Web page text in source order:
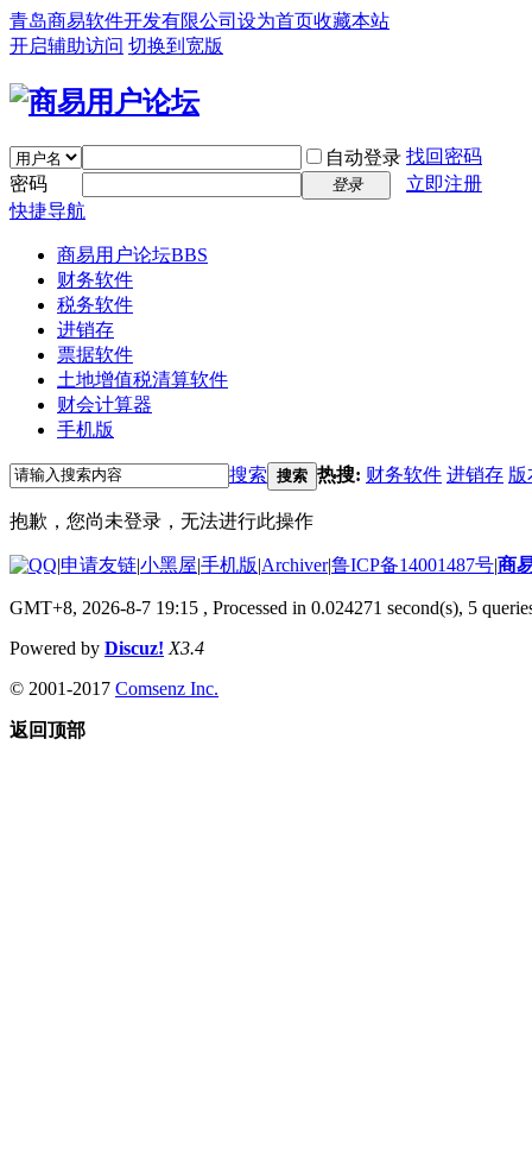
青岛商易软件开发有限公司 设为首页收藏本站
开启辅助访问 切换到宽版
自动登录 找回密码
密码
登录
立即注册
快捷导航
商易用户论坛BBS
财务软件
税务软件
进销存
票据软件
土地增值税清算软件
财会计算器
手机版
搜索 搜索 热搜: 财务软件 进销存 版
抱歉，您尚未登录，无法进行此操作
|申请友链|小黑屋|手机版|Archiver|鲁ICP备14001487号|商
GMT+8, 2026-8-7 19:15 , Processed in 0.024271 second(s), 5
Powered by Discuz! X3.4
© 2001-2017 Comsenz Inc.
返回顶部